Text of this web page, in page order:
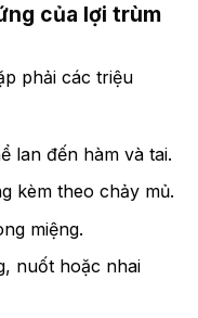
của lợi trùm
phải các triệu
lan đến hàm và tai.
kèm theo chảy mủ.
miệng.
nuốt hoặc nhai